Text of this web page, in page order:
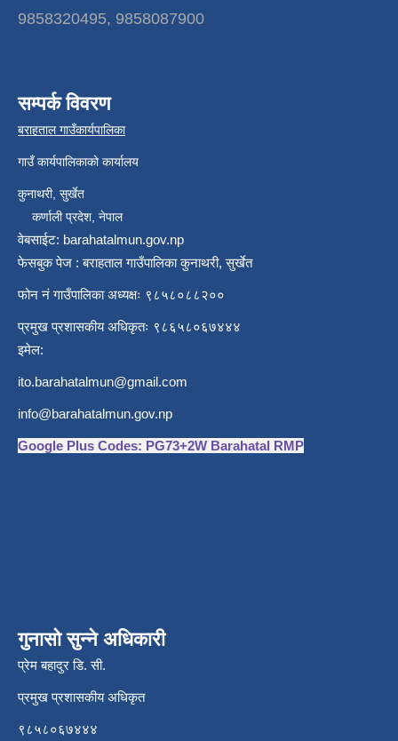
9858320495, 9858087900
सम्पर्क विवरण
बराहताल गाउँकार्यपालिका
गाउँ कार्यपालिकाको कार्यालय
कुनाथरी, सुर्खेत
कर्णाली प्रदेश, नेपाल
वेबसाईट: barahatalmun.gov.np
फेसबुक पेज : बराहताल गाउँपालिका कुनाथरी, सुर्खेत
फोन नं गाउँपालिका अध्यक्षः ९८५८०८८२००
प्रमुख प्रशासकीय अधिकृतः ९८६५८०६७४४४
इमेल:
ito.barahatalmun@gmail.com
info@barahatalmun.gov.np
Google Plus Codes: PG73+2W Barahatal RMP
गुनासो सुन्ने अधिकारी
प्रेम बहादुर डि. सी.
प्रमुख प्रशासकीय अधिकृत
९८५८०६७४४४